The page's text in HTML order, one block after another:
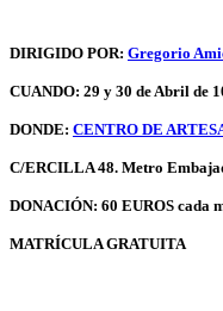
DIRIGIDO POR: Gregorio
CUANDO: 29 y 30 de Abril de
DONDE: CENTRO DE
C/ERCILLA 48. Metro
DONACIÓN: 60 EUROS cada
MATRÍCULA GRATUITA